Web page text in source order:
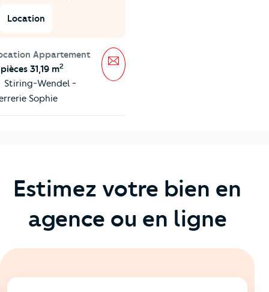
Location
Appartement
31,19 m2
Stiring-Wendel -
Sophie
Message
Estimez votre bien en
agence ou en ligne